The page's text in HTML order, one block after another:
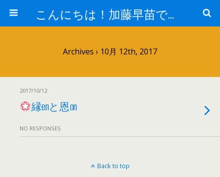
こんにちは！加藤早苗です。
Archives › 10月 12th, 2017
2017/10/12
縁enと恩on
NO RESPONSES
Back to top